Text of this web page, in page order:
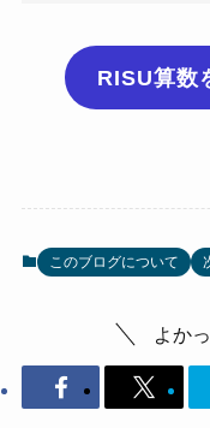
RISU算数
このブログについて
よか